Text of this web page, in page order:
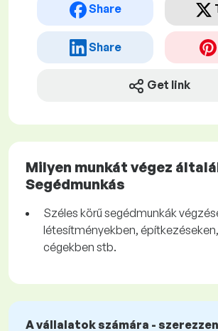
Share
Share
Get link
Milyen munkát végez
Segédmunkás
Széles körű segédmunkák
létesítményekben,
cégekben stb.
A vállalatok számára -